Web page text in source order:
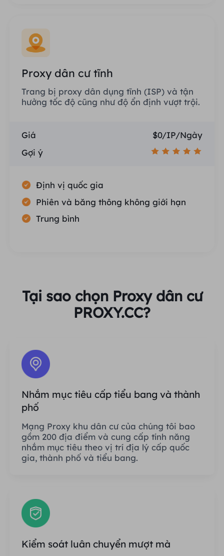
Proxy dân cư tĩnh
Trang bị proxy dân dụng tĩnh (ISP) và tận
hưởng tốc độ cũng như độ ổn định vượt trội.
Giá
$0/IP/Ngày
Gợi ý
Định vị quốc gia
Phiên và băng thông không giới hạn
Trung bình
Tại sao chọn Proxy dân cư
PROXY.CC?
Nhắm mục tiêu cấp tiểu bang và thành
phố
Mạng Proxy khu dân cư của chúng tôi bao
gồm 200 địa điểm và cung cấp tính năng
nhắm mục tiêu theo vị trí địa lý cấp quốc
gia, thành phố và tiểu bang.
Kiểm soát luân chuyển mượt mà